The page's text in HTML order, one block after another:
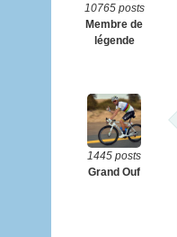
10765 posts
Membre de
légende
1445 posts
Grand Ouf